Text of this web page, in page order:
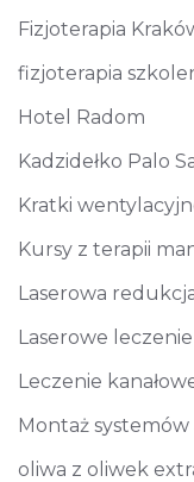
Fizjoterapia
fizjoterapia
Hotel Radom
Kadzidełko Palo
Kratki
Kursy z terapii
Laserowa
Laserowe
Leczenie
Montaż
oliwa z oliwek